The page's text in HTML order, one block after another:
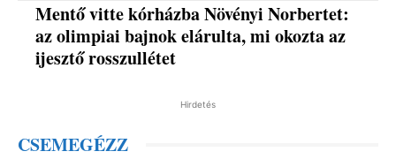
Mentő vitte kórházba Növényi Norbertet:
az olimpiai bajnok elárulta, mi okozta az
ijesztő rosszullétet
Hirdetés
CSEMEGÉZZ